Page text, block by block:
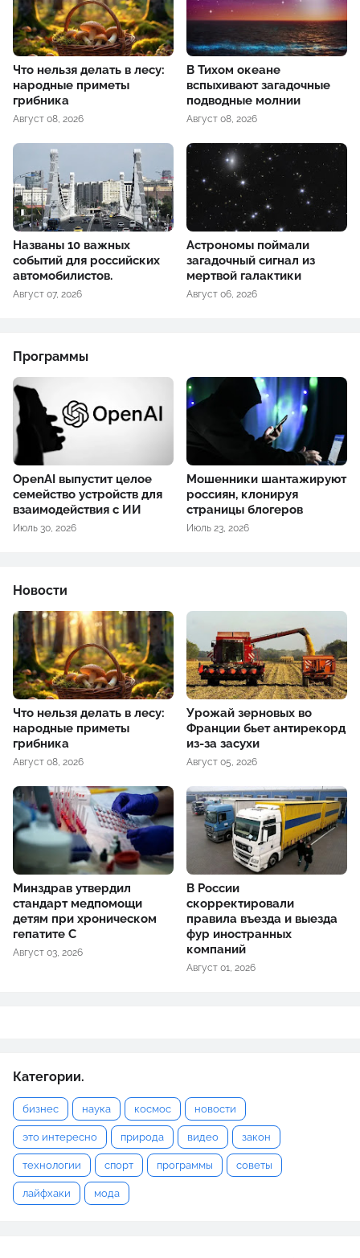
Что нельзя делать в лесу:
народные приметы
грибника
Август 08, 2026
В Тихом океане
вспыхивают загадочные
подводные молнии
Август 08, 2026
Названы 10 важных
событий для российских
автомобилистов.
Август 07, 2026
Астрономы поймали
загадочный сигнал из
мертвой галактики
Август 06, 2026
Программы
OpenAI выпустит целое
семейство устройств для
взаимодействия с ИИ
Июль 30, 2026
Мошенники шантажируют
россиян, клонируя
страницы блогеров
Июль 23, 2026
Новости
Что нельзя делать в лесу:
народные приметы
грибника
Август 08, 2026
Урожай зерновых во
Франции бьет антирекорд
из-за засухи
Август 05, 2026
Минздрав утвердил
стандарт медпомощи
детям при хроническом
гепатите С
Август 03, 2026
В России
скорректировали
правила въезда и выезда
фур иностранных
компаний
Август 01, 2026
Категории.
бизнес наука космос новости
это интересно природа видео закон
технологии спорт программы советы
лайфхаки мода